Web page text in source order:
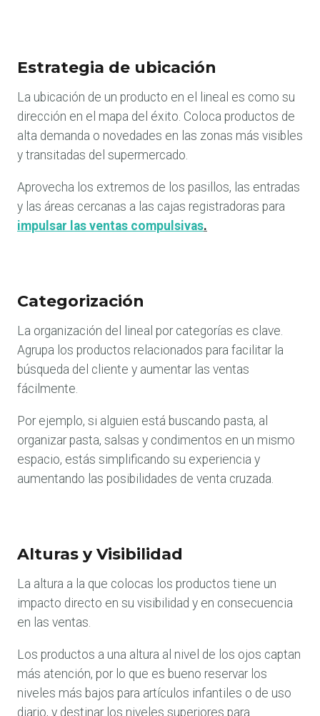
Estrategia de ubicación
La ubicación de un producto en el lineal es como su
dirección en el mapa del éxito. Coloca productos de
alta demanda o novedades en las zonas más visibles
y transitadas del supermercado.
Aprovecha los extremos de los pasillos, las entradas
y las áreas cercanas a las cajas registradoras para
impulsar las ventas compulsivas.
Categorización
La organización del lineal por categorías es clave.
Agrupa los productos relacionados para facilitar la
búsqueda del cliente y aumentar las ventas
fácilmente.
Por ejemplo, si alguien está buscando pasta, al
organizar pasta, salsas y condimentos en un mismo
espacio, estás simplificando su experiencia y
aumentando las posibilidades de venta cruzada.
Alturas y Visibilidad
La altura a la que colocas los productos tiene un
impacto directo en su visibilidad y en consecuencia
en las ventas.
Los productos a una altura al nivel de los ojos captan
más atención, por lo que es bueno reservar los
niveles más bajos para artículos infantiles o de uso
diario, y destinar los niveles superiores para